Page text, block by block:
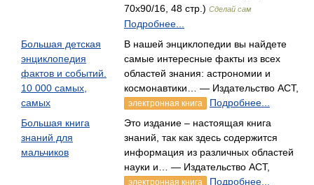
70x90/16, 48 стр.) Сделай сам
Подробнее...
Большая детская
энциклопедия
фактов и событий.
10 000 самых,
самых
В нашей энциклопедии вы найдете
самые интересные факты из всех
областей знания: астрономии и
космонавтики… — Издательство АСТ,
электронная книга
Подробнее...
Большая книга
знаний для
мальчиков
Это издание – настоящая книга
знаний, так как здесь содержится
информация из различных областей
науки и… — Издательство АСТ,
электронная книга
Подробнее...